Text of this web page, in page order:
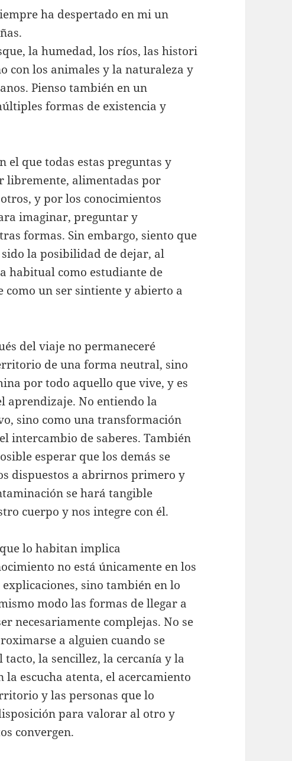
ha despertado en mi un
la humedad, los ríos, las histori
con los animales y la naturaleza y
Pienso también en un
formas de existencia y
el que todas estas preguntas y
libremente, alimentadas por
y por los conocimientos
imaginar, preguntar y
formas. Sin embargo, siento que
la posibilidad de dejar, al
habitual como estudiante de
un ser sintiente y abierto a
del viaje no permaneceré
de una forma neutral, sino
por todo aquello que vive, y es
aprendizaje. No entiendo la
sino como una transformación
intercambio de saberes. También
esperar que los demás se
dispuestos a abrirnos primero y
se hará tangible
cuerpo y nos integre con él.
lo habitan implica
no está únicamente en los
sino también en lo
modo las formas de llegar a
necesariamente complejas. No se
a alguien cuando se
la sencillez, la cercanía y la
escucha atenta, el acercamiento
y las personas que lo
para valorar al otro y
convergen.